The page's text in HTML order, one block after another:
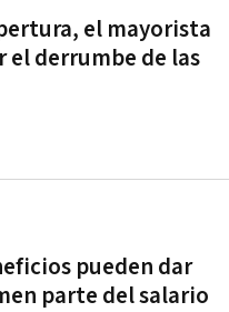
el mayorista
el derrumbe de las
pueden dar
parte del salario